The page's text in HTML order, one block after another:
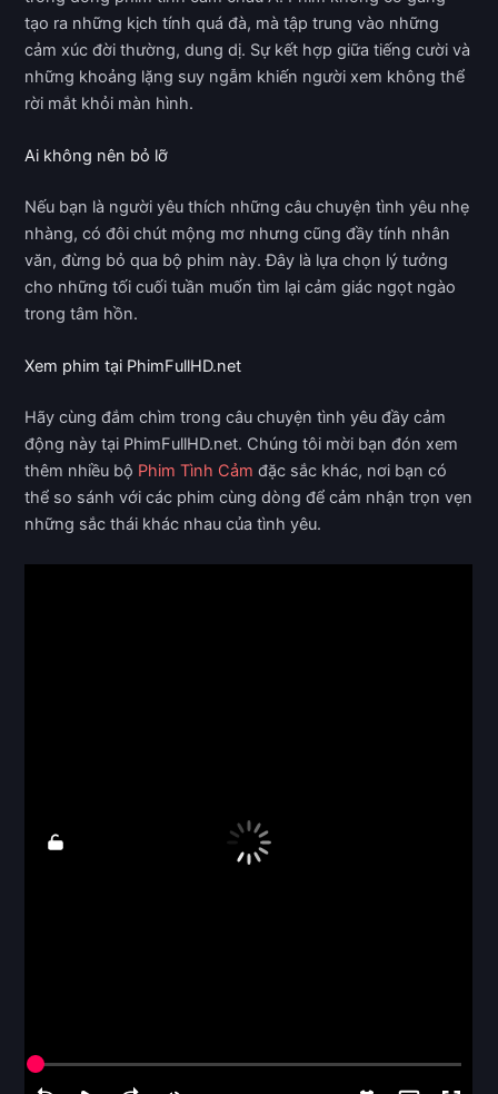
tạo ra những kịch tính quá đà, mà tập trung vào những
cảm xúc đời thường, dung dị. Sự kết hợp giữa tiếng cười và
những khoảng lặng suy ngẫm khiến người xem không thể
rời mắt khỏi màn hình.
Ai không nên bỏ lỡ
Nếu bạn là người yêu thích những câu chuyện tình yêu nhẹ
nhàng, có đôi chút mộng mơ nhưng cũng đầy tính nhân
văn, đừng bỏ qua bộ phim này. Đây là lựa chọn lý tưởng
cho những tối cuối tuần muốn tìm lại cảm giác ngọt ngào
trong tâm hồn.
Xem phim tại PhimFullHD.net
Hãy cùng đắm chìm trong câu chuyện tình yêu đầy cảm
động này tại PhimFullHD.net. Chúng tôi mời bạn đón xem
thêm nhiều bộ Phim Tình Cảm đặc sắc khác, nơi bạn có
thể so sánh với các phim cùng dòng để cảm nhận trọn vẹn
những sắc thái khác nhau của tình yêu.